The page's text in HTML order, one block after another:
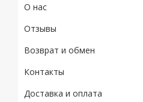
О нас
Отзывы
Возврат и обмен
Контакты
Доставка и оплата